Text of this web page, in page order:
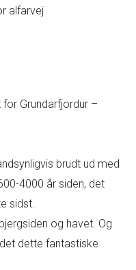
Grundarfjordur –
brudt ud med
4000 år siden, det
sidst.
og havet. Og
dette fantastiske